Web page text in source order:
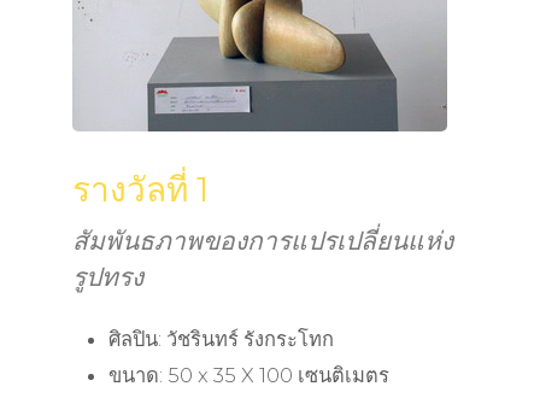
รางวัลที่ 1
สัมพันธภาพของการแปรเปลี่ยนแห่ง
รูปทรง
ศิลปิน: วัชรินทร์ รังกระโทก
ขนาด: 50 x 35 X 100 เซนติเมตร